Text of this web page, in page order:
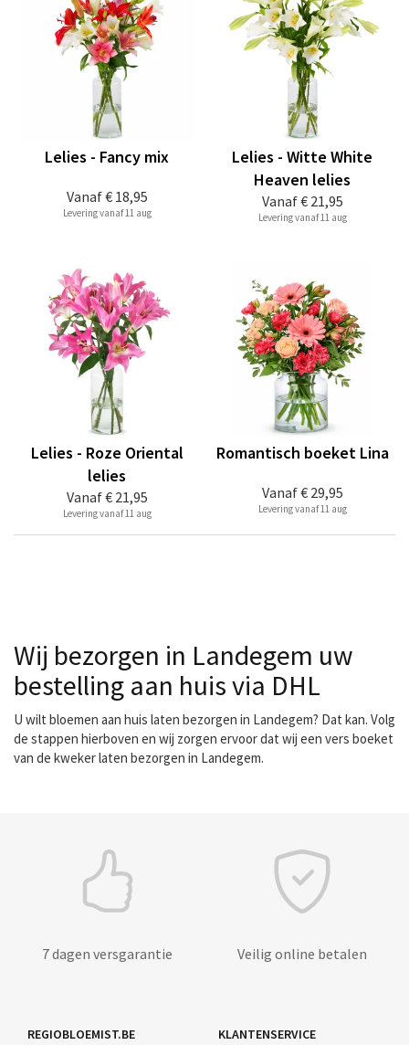
Vanaf€ 18,95
Lelies - Fancy mix
Levering vanaf 11 aug
Vanaf€ 21,95
Lelies - Witte White
Heaven lelies
Levering vanaf 11 aug
Vanaf€ 21,95
Lelies - Roze Oriental
lelies
Levering vanaf 11 aug
Vanaf€ 29,95
Romantisch boeket Lina
Levering vanaf 11 aug
Wij bezorgen in Landegem uw
bestelling aan huis via DHL
U wilt bloemen aan huis laten bezorgen in Landegem? Dat kan. Volg
de stappen hierboven en wij zorgen ervoor dat wij een vers boeket
van de kweker laten bezorgen in Landegem.
7 dagen versgarantie Veilig online betalen
REGIOBLOEMIST.BE KLANTENSERVICE